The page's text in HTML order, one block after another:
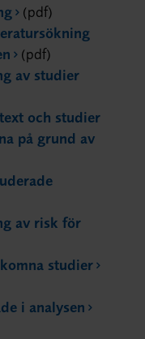
(pdf)
(pdf)
av studier
och studier
på grund av
av risk för
studier
i analysen